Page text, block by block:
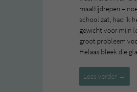
maaltijdrepen –
school zat, had ik
gewicht voor mijn
groot probleem
Helaas bleek die
Lees verder De
→